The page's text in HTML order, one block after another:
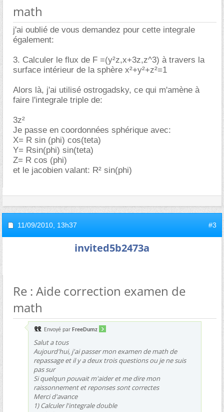
math
j'ai oublié de vous demandez pour cette integrale
également:
3. Calculer le flux de F =(y²z,x+3z,z^3) à travers la
surface intérieur de la sphère x²+y²+z²=1
Alors là, j'ai utilisé ostrogadsky, ce qui m'amène à
faire l'integrale triple de:
3z²
Je passe en coordonnées sphérique avec:
X= R sin (phi) cos(teta)
Y= Rsin(phi) sin(teta)
Z= R cos (phi)
et le jacobien valant: R² sin(phi)
11/09/2010, 13h37 #3
invited5b2473a
Re : Aide correction examen de
math
Envoyé par FreeDumz
Salut a tous
Aujourd'hui, j'ai passer mon examen de math de
repassage et il y a deux trois questions ou je ne suis
pas sur
Si quelqun pouvait m'aider et me dire mon
raissonnement et reponses sont correctes
Merci d'avance
1) Calculer l'integrale double